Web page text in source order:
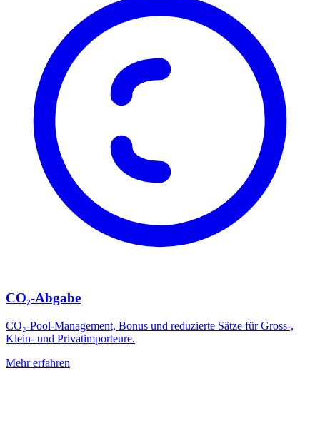
CO₂-Abgabe
CO₂-Pool-Management, Bonus und reduzierte Sätze für Gross-,
Klein- und Privatimporteure.
Mehr erfahren